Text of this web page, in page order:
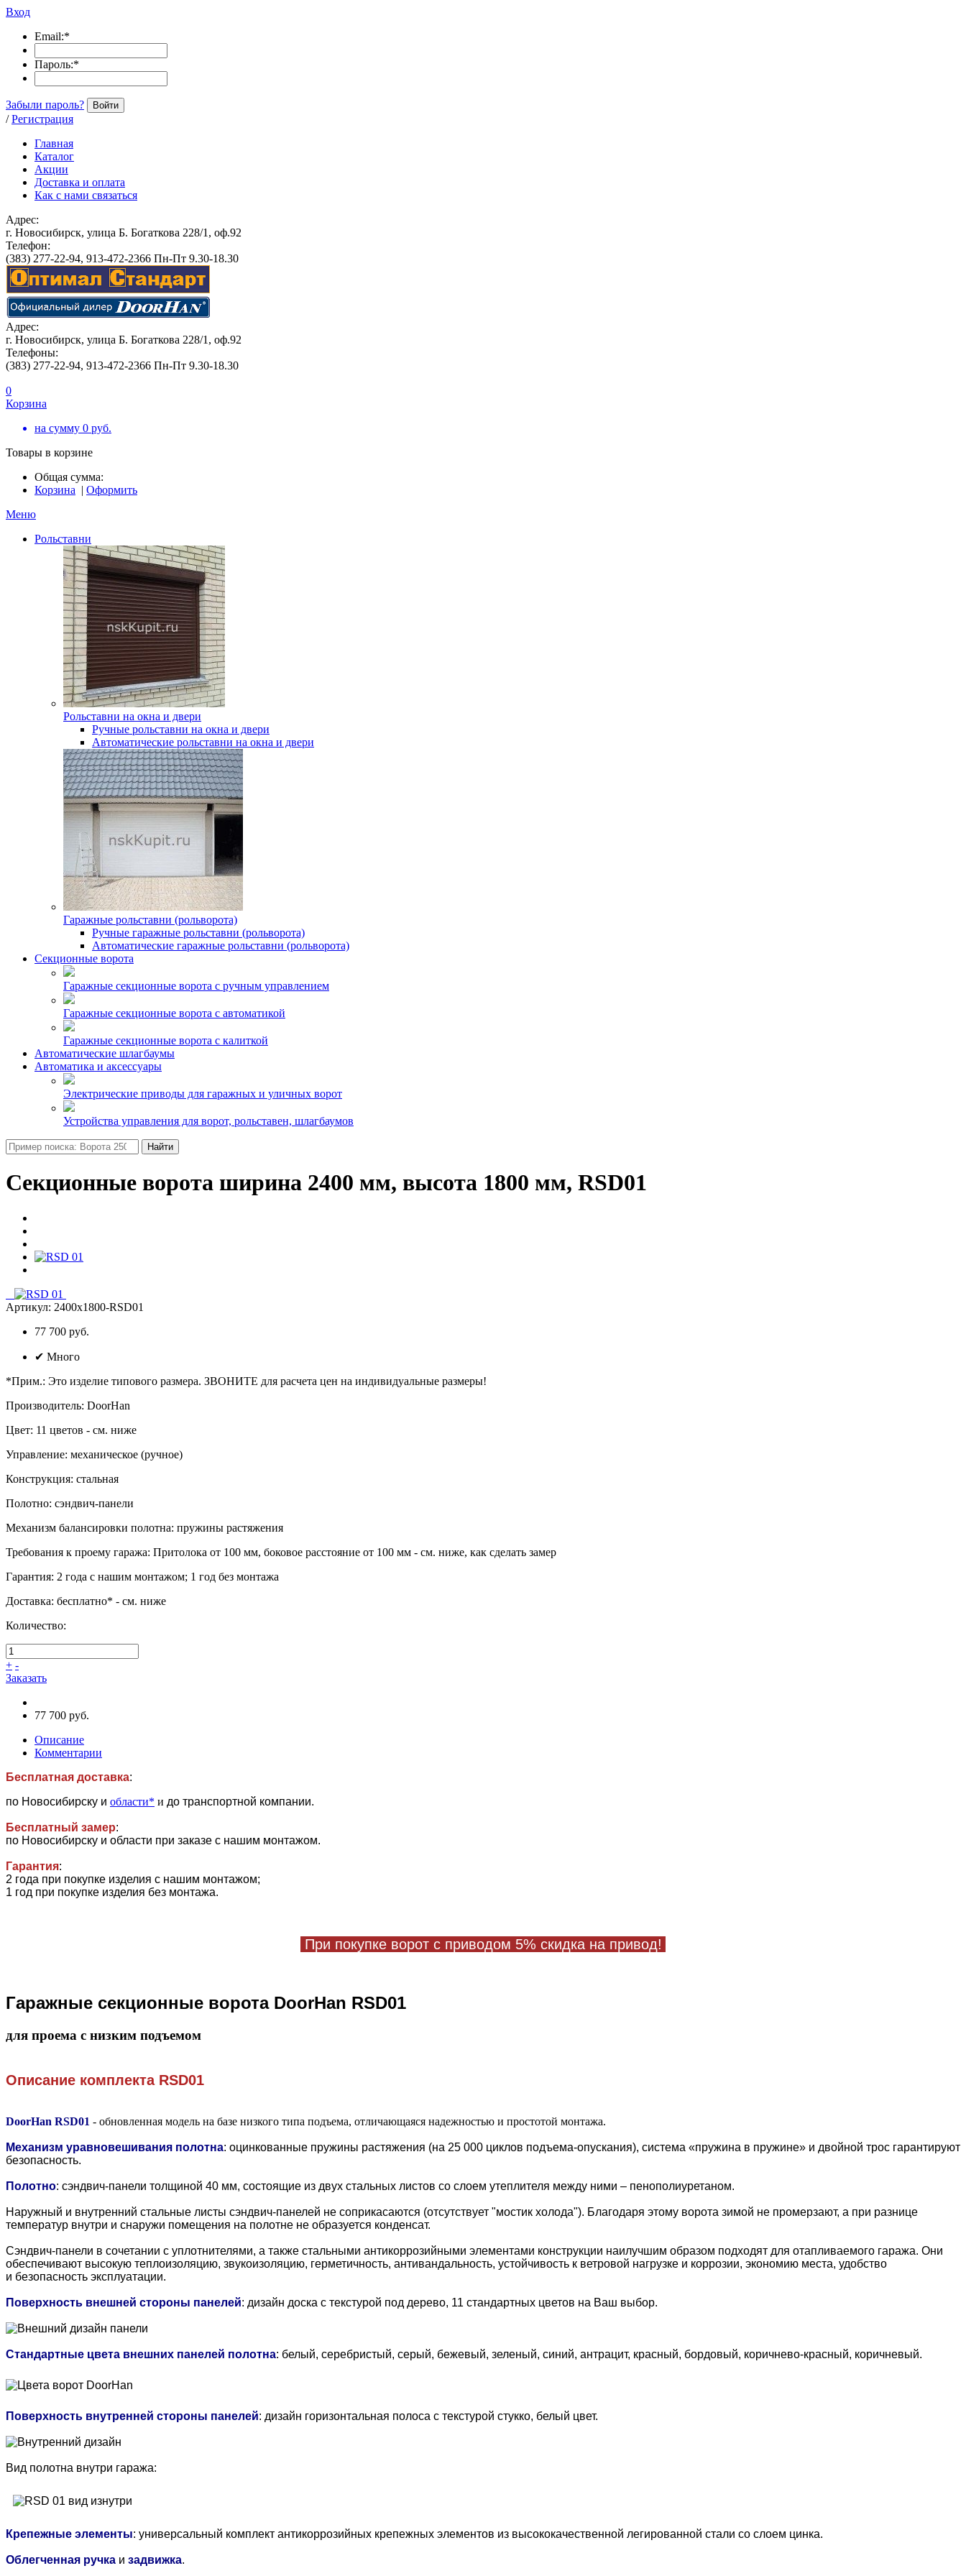
Вход
Email:*
Пароль:*
Забыли пароль? Войти
/ Регистрация
Главная
Каталог
Акции
Доставка и оплата
Как с нами связаться
Адрес:
г. Новосибирск, улица Б. Богаткова 228/1, оф.92
Телефон:
(383) 277-22-94, 913-472-2366 Пн-Пт 9.30-18.30
Адрес:
г. Новосибирск, улица Б. Богаткова 228/1, оф.92
Телефоны:
(383) 277-22-94, 913-472-2366 Пн-Пт 9.30-18.30
0
Корзина
на сумму 0 руб.
Товары в корзине
Общая сумма:
Корзина | Оформить
Меню
Рольставни
Рольставни на окна и двери
Ручные рольставни на окна и двери
Автоматические рольставни на окна и двери
Гаражные рольставни (рольворота)
Ручные гаражные рольставни (рольворота)
Автоматические гаражные рольставни (рольворота)
Секционные ворота
Гаражные секционные ворота с ручным управлением
Гаражные секционные ворота с автоматикой
Гаражные секционные ворота с калиткой
Автоматические шлагбаумы
Автоматика и аксессуары
Электрические приводы для гаражных и уличных ворот
Устройства управления для ворот, рольставен, шлагбаумов
Найти
Секционные ворота ширина 2400 мм, высота 1800 мм, RSD01
Артикул: 2400х1800-RSD01
77 700 руб.
✔ Много
*Прим.: Это изделие типового размера. ЗВОНИТЕ для расчета цен на индивидуальные размеры!
Производитель: DoorHan
Цвет: 11 цветов - см. ниже
Управление: механическое (ручное)
Конструкция: стальная
Полотно: сэндвич-панели
Механизм балансировки полотна: пружины растяжения
Требования к проему гаража: Притолока от 100 мм, боковое расстояние от 100 мм - см. ниже, как сделать замер
Гарантия: 2 года с нашим монтажом; 1 год без монтажа
Доставка: бесплатно* - см. ниже
Количество:
+ -
Заказать
77 700 руб.
Описание
Комментарии
Бесплатная доставка:
по Новосибирску и области* и до транспортной компании.
Бесплатный замер:
по Новосибирску и области при заказе с нашим монтажом.
Гарантия:
2 года при покупке изделия с нашим монтажом;
1 год при покупке изделия без монтажа.
При покупке ворот с приводом 5% скидка на привод!
Гаражные секционные ворота DoorHan RSD01
для проема с низким подъемом
Описание комплекта RSD01
DoorHan RSD01 - обновленная модель на базе низкого типа подъема, отличающаяся надежностью и простотой монтажа.
Механизм уравновешивания полотна: оцинкованные пружины растяжения (на 25 000 циклов подъема-опускания), система «пружина в пружине» и двойной трос гарантируют
безопасность.
Полотно: сэндвич-панели толщиной 40 мм, состоящие из двух стальных листов со слоем утеплителя между ними – пенополиуретаном.
Наружный и внутренний стальные листы сэндвич-панелей не соприкасаются (отсутствует "мостик холода"). Благодаря этому ворота зимой не промерзают, а при разнице
температур внутри и снаружи помещения на полотне не образуется конденсат.
Сэндвич-панели в сочетании с уплотнителями, а также стальными антикоррозийными элементами конструкции наилучшим образом подходят для отапливаемого гаража. Они
обеспечивают высокую теплоизоляцию, звукоизоляцию, герметичность, антивандальность, устойчивость к ветровой нагрузке и коррозии, экономию места, удобство
и безопасность эксплуатации.
Поверхность внешней стороны панелей: дизайн доска с текстурой под дерево, 11 стандартных цветов на Ваш выбор.
Стандартные цвета внешних панелей полотна: белый, серебристый, серый, бежевый, зеленый, синий, антрацит, красный, бордовый, коричнево-красный, коричневый.
Поверхность внутренней стороны панелей: дизайн горизонтальная полоса с текстурой стукко, белый цвет.
Вид полотна внутри гаража:
Крепежные элементы: универсальный комплект антикоррозийных крепежных элементов из высококачественной легированной стали со слоем цинка.
Облегченная ручка и задвижка.